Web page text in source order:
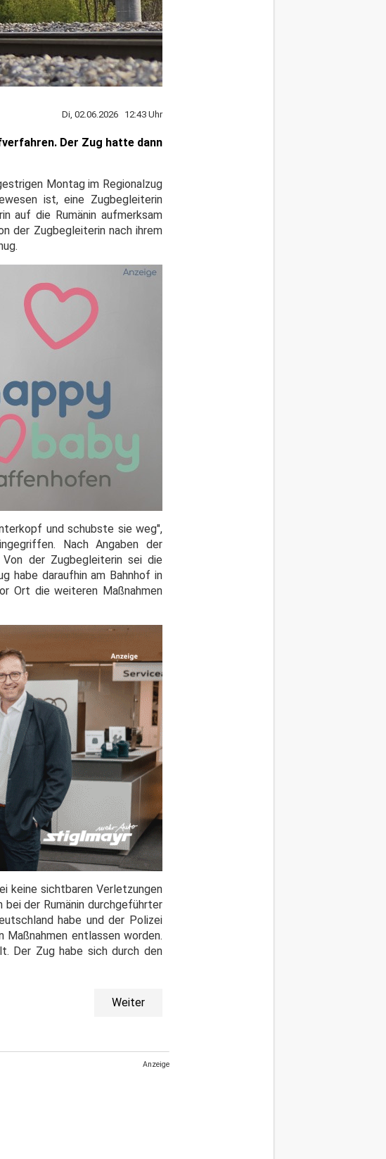
Di, 02.06.2026 12:43 Uhr
Der Zug hatte dann
Montag im Regionalzug
ist, eine Zugbegleiterin
auf die Rumänin aufmerksam
der Zugbegleiterin nach ihrem
und schubste sie weg",
Nach Angaben der
der Zugbegleiterin sei die
habe daraufhin am Bahnhof in
Ort die weiteren Maßnahmen
keine sichtbaren Verletzungen
der Rumänin durchgeführter
habe und der Polizei
entlassen worden.
Der Zug habe sich durch den
Weiter
Anzeige